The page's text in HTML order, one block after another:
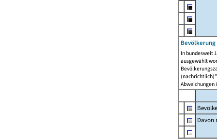
In bundesweit
ausgewählt
Abweichungen
Davon